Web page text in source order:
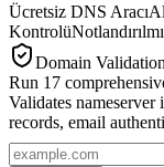
Ücretsiz DNS Aracı
Kontrolü
Domain Validation
Run 17
Validates
records, email